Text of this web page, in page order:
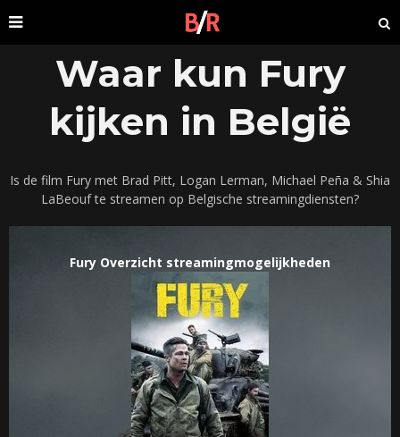
Waar kun Fury
kijken in België
Is de film Fury met Brad Pitt, Logan Lerman, Michael Peña & Shia
LaBeouf te streamen op Belgische streamingdiensten?
Fury Overzicht streamingmogelijkheden